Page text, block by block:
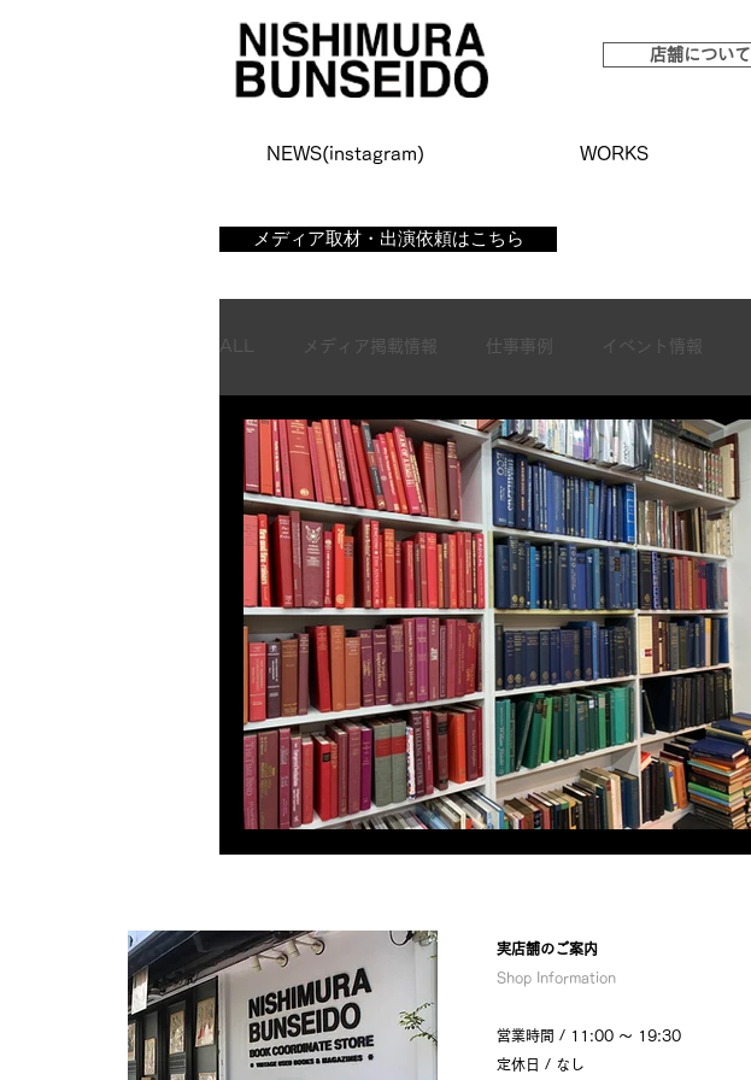
店舗について
NEWS(instagram) WORKS
​メディア取材・出演依頼はこちら
ALL メディア掲載情報 仕事事例 イベント情報
​実店舗のご案内
Shop Information
営業時間 / 11:00 〜 19:30
定休日 / なし